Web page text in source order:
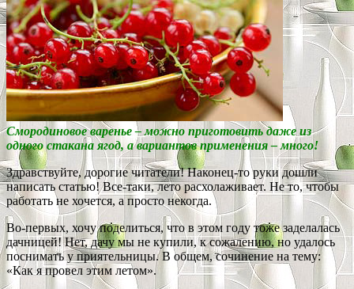
Смородиновое варенье – можно приготовить даже из
одного стакана ягод, а вариантов применения – много!
Здравствуйте, дорогие читатели! Наконец-то руки дошли
написать статью! Все-таки, лето расхолаживает. Не то, чтобы
работать не хочется, а просто некогда.
Во-первых, хочу поделиться, что в этом году тоже заделалась
дачницей! Нет, дачу мы не купили, к сожалению, но удалось
поснимать у приятельницы. В общем, сочинение на тему:
«Как я провел этим летом».